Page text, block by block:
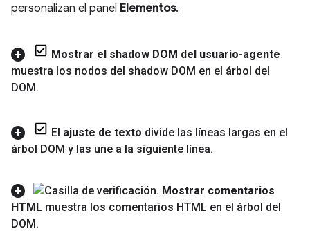
personalizan el panel Elementos.
Mostrar el shadow DOM del usuario-agente
muestra los nodos del shadow DOM en el árbol del
DOM.
El ajuste de texto divide las líneas largas en el
árbol DOM y las une a la siguiente línea.
Mostrar comentarios
HTML muestra los comentarios HTML en el árbol del
DOM.